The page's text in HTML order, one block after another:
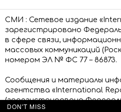
СМИ : Сетевое издание
зарегистрировано
в сфере связи,
массовых коммуникаций
номером ЭЛ № ФС 77 – 86873.
Сообщения и материалы
агентства «International
(зарегистрировано
в сфере связи,
DON'T MISS